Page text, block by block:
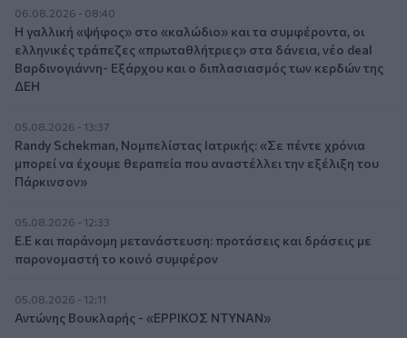
06.08.2026 - 08:40
Η γαλλική «ψήφος» στο «καλώδιο» και τα συμφέροντα, οι
ελληνικές τράπεζες «πρωταθλήτριες» στα δάνεια, νέο deal
Βαρδινογιάννη- Εξάρχου και ο διπλασιασμός των κερδών της
ΔΕΗ
05.08.2026 - 13:37
Randy Schekman, Νομπελίστας Ιατρικής: «Σε πέντε χρόνια
μπορεί να έχουμε θεραπεία που αναστέλλει την εξέλιξη του
Πάρκινσον»
05.08.2026 - 12:33
Ε.Ε και παράνομη μετανάστευση: προτάσεις και δράσεις με
παρονομαστή το κοινό συμφέρον
05.08.2026 - 12:11
Αντώνης Βουκλαρής - «ΕΡΡΙΚΟΣ ΝΤΥΝΑΝ»